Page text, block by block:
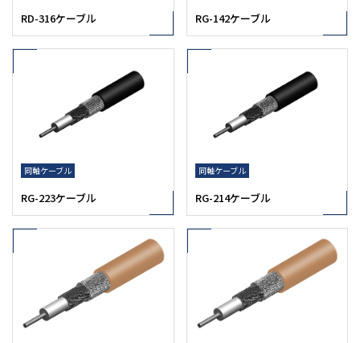
RD-316ケーブル RG-142ケーブル
同軸ケーブル
RG-223ケーブル
同軸ケーブル
RG-214ケーブル